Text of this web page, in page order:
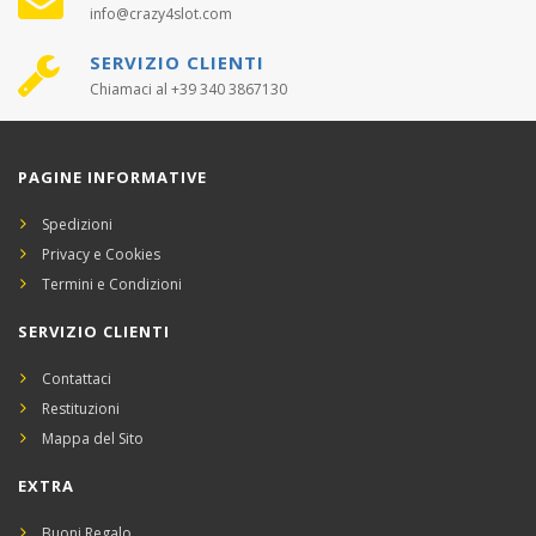
info@crazy4slot.com
SERVIZIO CLIENTI
Chiamaci al +39 340 3867130
PAGINE INFORMATIVE
Spedizioni
Privacy e Cookies
Termini e Condizioni
SERVIZIO CLIENTI
Contattaci
Restituzioni
Mappa del Sito
EXTRA